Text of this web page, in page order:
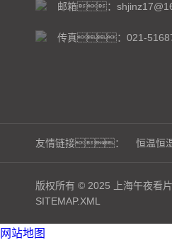
邮箱：
传真：021-
友情链接： 恒温恒
版权所有 © 2025 上海午夜看
SITEMAP.XML
网站地图